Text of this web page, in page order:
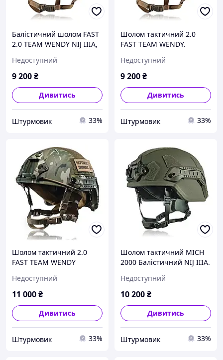
Балістичний шолом FAST
2.0 TEAM WENDY NIJ IIIA,
Недоступний
9 200₴
Дивитись
Штурмовик 33%
Шолом тактичний 2.0
FAST TEAM WENDY.
Розмір L
Недоступний
9 200₴
Дивитись
Штурмовик 33%
Шолом тактичний 2.0
FAST TEAM WENDY
Мультикам. Розмір L
Недоступний
11 000₴
Дивитись
Штурмовик 33%
Шолом тактичний MICH
2000 Балістичний NIJ IIIA.
Недоступний
10 200₴
Дивитись
Штурмовик 33%